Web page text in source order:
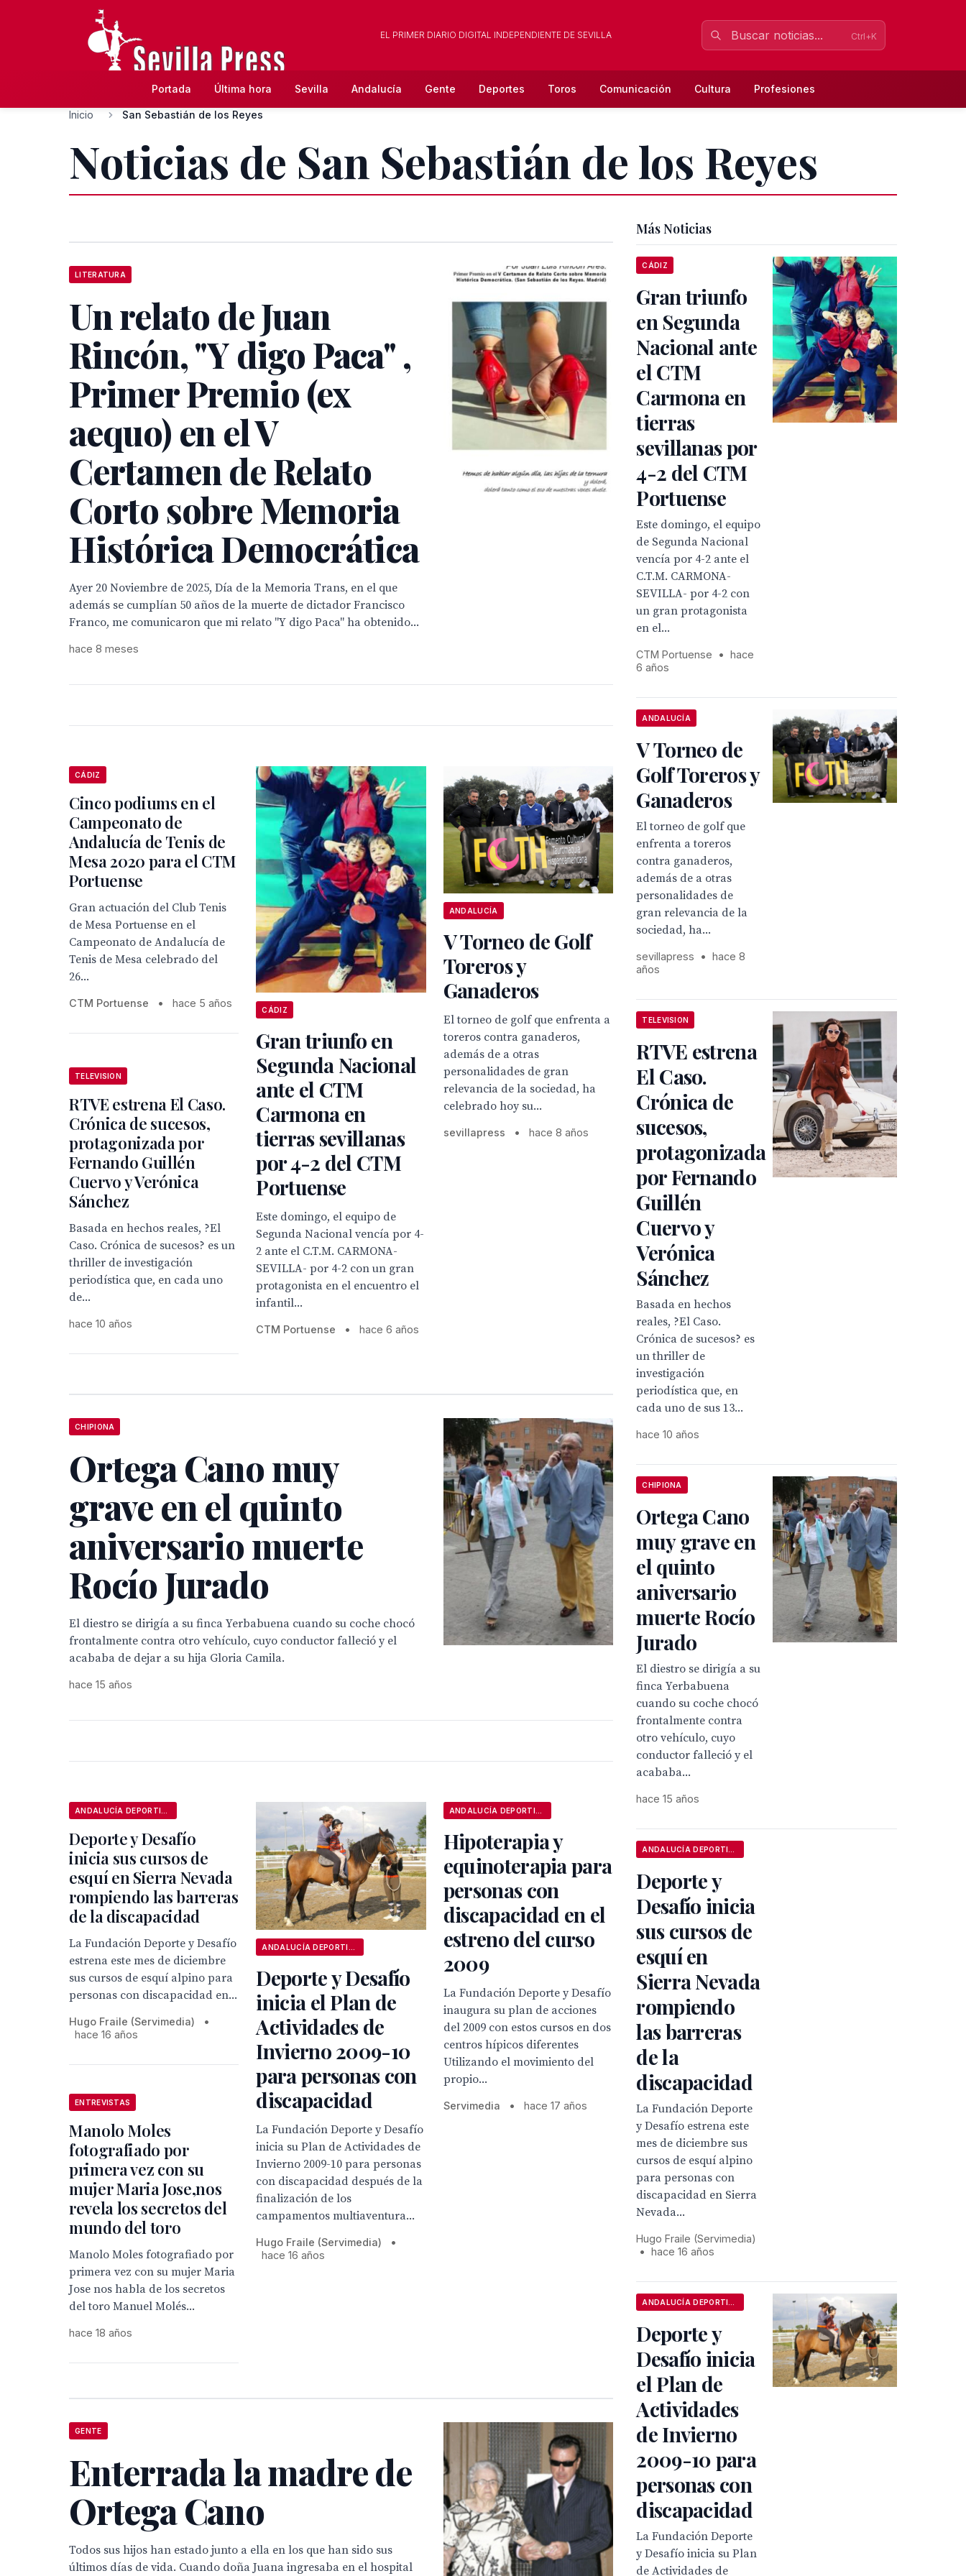
EL PRIMER DIARIO DIGITAL INDEPENDIENTE DE SEVILLA Ctrl+K
Portada Última hora Sevilla Andalucía Gente Deportes Toros Comunicación Cultura Profesiones
Inicio San Sebastián de los Reyes
Noticias de San Sebastián de los Reyes
LITERATURA
Un relato de Juan
Rincón, "Y digo Paca" ,
Primer Premio (ex
aequo) en el V
Certamen de Relato
Corto sobre Memoria
Histórica Democrática
Ayer 20 Noviembre de 2025, Día de la Memoria Trans, en el que
además se cumplían 50 años de la muerte de dictador Francisco
Franco, me comunicaron que mi relato "Y digo Paca" ha obtenido...
hace 8 meses
CÁDIZ
Cinco podiums en el
Campeonato de
Andalucía de Tenis de
Mesa 2020 para el CTM
Portuense
Gran actuación del Club Tenis
de Mesa Portuense en el
Campeonato de Andalucía de
Tenis de Mesa celebrado del
26...
CTM Portuense • hace 5 años
CÁDIZ
Gran triunfo en
Segunda Nacional
ante el CTM
Carmona en
tierras sevillanas
por 4-2 del CTM
Portuense
Este domingo, el equipo de
Segunda Nacional vencía por 4-
2 ante el C.T.M. CARMONA-
SEVILLA- por 4-2 con un gran
protagonista en el encuentro el
infantil...
CTM Portuense • hace 6 años
ANDALUCÍA
V Torneo de Golf
Toreros y
Ganaderos
El torneo de golf que enfrenta a
toreros contra ganaderos,
además de a otras
personalidades de gran
relevancia de la sociedad, ha
celebrado hoy su...
sevillapress • hace 8 años
TELEVISION
RTVE estrena El Caso.
Crónica de sucesos,
protagonizada por
Fernando Guillén
Cuervo y Verónica
Sánchez
Basada en hechos reales, ?El
Caso. Crónica de sucesos? es un
thriller de investigación
periodística que, en cada uno
de...
hace 10 años
CHIPIONA
Ortega Cano muy
grave en el quinto
aniversario muerte
Rocío Jurado
El diestro se dirigía a su finca Yerbabuena cuando su coche chocó
frontalmente contra otro vehículo, cuyo conductor falleció y el
acababa de dejar a su hija Gloria Camila.
hace 15 años
Deporte y Desafío
inicia sus cursos de
esquí en Sierra Nevada
rompiendo las barreras
de la discapacidad
La Fundación Deporte y Desafío
estrena este mes de diciembre
sus cursos de esquí alpino para
personas con discapacidad en...
Hugo Fraile (Servimedia)
•
hace 16 años
Deporte y Desafío
inicia el Plan de
Actividades de
Invierno 2009-10
para personas con
discapacidad
La Fundación Deporte y Desafío
inicia su Plan de Actividades de
Invierno 2009-10 para personas
con discapacidad después de la
finalización de los
campamentos multiaventura...
Hugo Fraile (Servimedia)
•
hace 16 años
Hipoterapia y
equinoterapia para
personas con
discapacidad en el
estreno del curso
2009
La Fundación Deporte y Desafío
inaugura su plan de acciones
del 2009 con estos cursos en dos
centros hípicos diferentes
Utilizando el movimiento del
propio...
Servimedia • hace 17 años
ENTREVISTAS
Manolo Moles
fotografiado por
primera vez con su
mujer Maria Jose,nos
revela los secretos del
mundo del toro
Manolo Moles fotografiado por
primera vez con su mujer Maria
Jose nos habla de los secretos
del toro Manuel Molés...
hace 18 años
GENTE
Enterrada la madre de
Ortega Cano
Todos sus hijos han estado junto a ella en los que han sido sus
últimos días de vida. Cuando doña Juana ingresaba en el hospital
Más Noticias
CÁDIZ
Gran triunfo
en Segunda
Nacional ante
el CTM
Carmona en
tierras
sevillanas por
4-2 del CTM
Portuense
Este domingo, el equipo
de Segunda Nacional
vencía por 4-2 ante el
C.T.M. CARMONA-
SEVILLA- por 4-2 con
un gran protagonista
en el...
CTM Portuense •
hace
6 años
ANDALUCÍA
V Torneo de
Golf Toreros y
Ganaderos
El torneo de golf que
enfrenta a toreros
contra ganaderos,
además de a otras
personalidades de
gran relevancia de la
sociedad, ha...
sevillapress •
hace 8
años
TELEVISION
RTVE estrena
El Caso.
Crónica de
sucesos,
protagonizada
por Fernando
Guillén
Cuervo y
Verónica
Sánchez
Basada en hechos
reales, ?El Caso.
Crónica de sucesos? es
un thriller de
investigación
periodística que, en
cada uno de sus 13...
hace 10 años
CHIPIONA
Ortega Cano
muy grave en
el quinto
aniversario
muerte Rocío
Jurado
El diestro se dirigía a su
finca Yerbabuena
cuando su coche chocó
frontalmente contra
otro vehículo, cuyo
conductor falleció y el
acababa...
hace 15 años
Deporte y
Desafío inicia
sus cursos de
esquí en
Sierra Nevada
rompiendo
las barreras
de la
discapacidad
La Fundación Deporte
y Desafío estrena este
mes de diciembre sus
cursos de esquí alpino
para personas con
discapacidad en Sierra
Nevada...
Hugo Fraile (Servimedia)
•
hace 16 años
Deporte y
Desafío inicia
el Plan de
Actividades
de Invierno
2009-10 para
personas con
discapacidad
La Fundación Deporte
y Desafío inicia su Plan
de Actividades de